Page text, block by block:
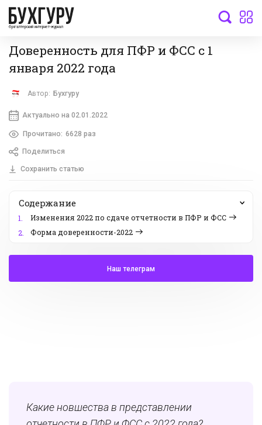
бухгалтерский интернет-журнал
Доверенность для ПФР и ФСС с 1
января 2022 года
Автор: Бухгуру
Актуально на 02.01.2022
Прочитано: 6628 раз
Поделиться
Сохранить статью
Содержание
1.
Изменения 2022 по сдаче отчетности в ПФР и ФСС
2.
Форма доверенности-2022
Наш телеграм
Какие новшества в представлении